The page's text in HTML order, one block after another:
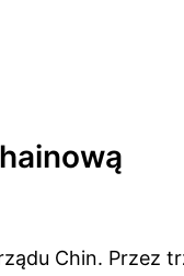
Chin. Przez